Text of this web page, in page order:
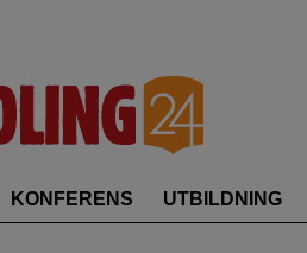
KONFERENS UTBILDNING